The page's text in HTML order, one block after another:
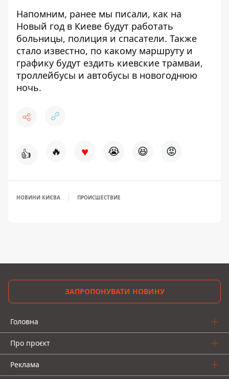
Напомним, ранее мы писали, как на
Новый год в Киеве будут работать
больницы, полиция и спасатели. Также
стало известно, по какому маршруту и
графику будут ездить киевские трамваи,
троллейбусы и автобусы в новогоднюю
ночь.
👍 🔥 ♥ 😭 😆 😡
НОВИНИ КИЄВА ПРОИСШЕСТВИЕ
ЗАПРОПОНУВАТИ НОВИНУ
Головна
Про проєкт
Реклама